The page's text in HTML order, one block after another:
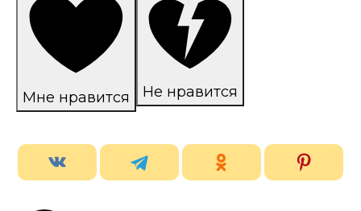
Мне нравится Не нравится